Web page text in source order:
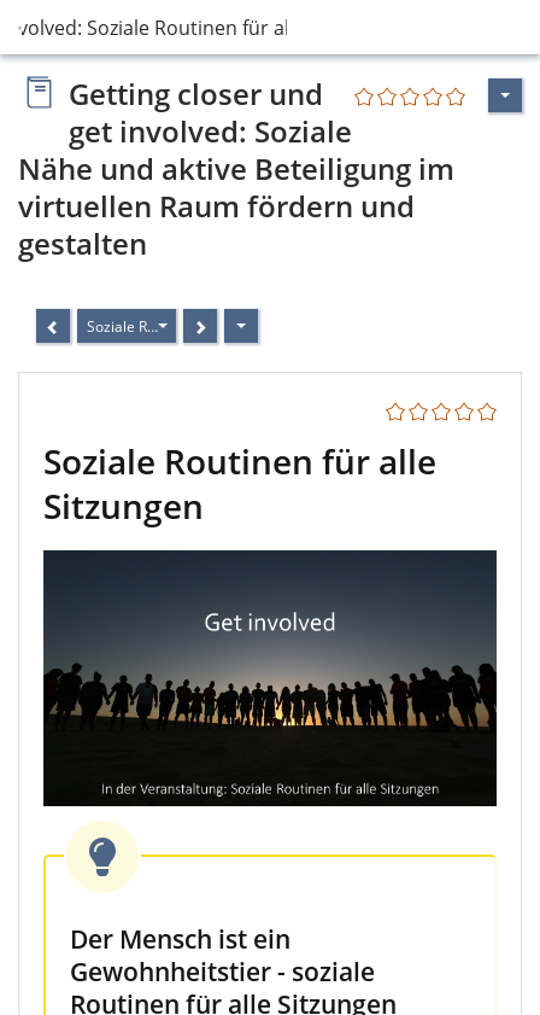
Soziale Routinen für alle Sitzung…
Getting closer und
get involved: Soziale
Nähe und aktive Beteiligung im
virtuellen Raum fördern und
gestalten
Soziale Routinen für alle Sitzungen
Soziale Routinen für alle
Sitzungen
Der Mensch ist ein
Gewohnheitstier - soziale
Routinen für alle Sitzungen